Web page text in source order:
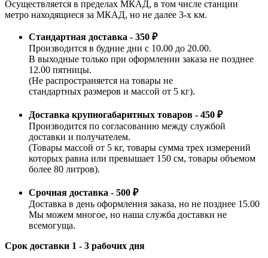
Осуществляется в пределах МКАД, в том числе станции
метро находящиеся за МКАД, но не далее 3-х км.
Стандартная доставка - 350 ₽
Производится в будние дни с 10.00 до 20.00.
В выходные только при оформлении заказа не позднее
12.00 пятницы.
(Не распространяется на товары не
стандартных размеров и массой от 5 кг).
Доставка крупногабаритных товаров - 450 ₽
Производится по согласованию между службой
доставки и получателем.
(Товары массой от 5 кг, товары сумма трех измерений
которых равна или превышает 150 см, товары объемом
более 80 литров).
Срочная доставка - 500 ₽
Доставка в день оформления заказа, но не позднее 15.00
Мы можем многое, но наша служба доставки не
всемогуща.
Срок доставки 1 - 3 рабочих дня